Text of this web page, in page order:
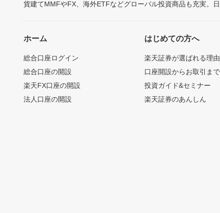
貨建てMMFやFX、海外ETFなどグローバル投資商品も充実。
ホーム
総合口座ログイン
総合口座の開設
楽天FX口座の開設
法人口座の開設
はじめての方へ
楽天証券が選ばれる理由
口座開設からお取引ま
投資ガイド&セミナー
楽天証券のあんしん